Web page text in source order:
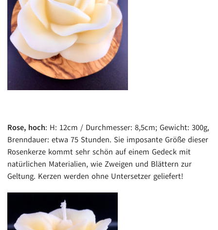
Rose, hoch: H: 12cm / Durchmesser: 8,5cm; Gewicht: 300g,
Brenndauer: etwa 75 Stunden. Sie imposante Größe dieser
Rosenkerze kommt sehr schön auf einem Gedeck mit
natürlichen Materialien, wie Zweigen und Blättern zur
Geltung. Kerzen werden ohne Untersetzer geliefert!